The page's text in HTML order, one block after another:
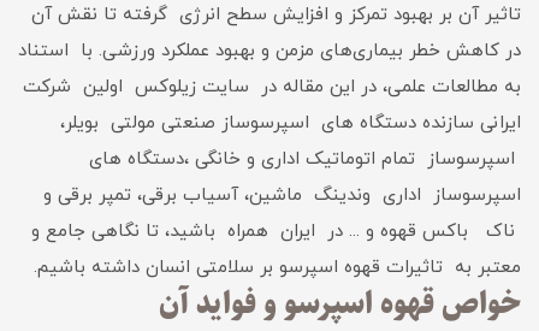
تاثیر آن بر بهبود تمرکز و افزایش سطح انرژی گرفته تا نقش آن
در کاهش خطر بیماری‌های مزمن و بهبود عملکرد ورزشی. با استناد
به مطالعات علمی، در این مقاله در سایت زیلوکس اولین شرکت
ایرانی سازنده دستگاه های اسپرسوساز صنعتی مولتی بویلر،
اسپرسوساز تمام اتوماتیک اداری و خانگی ،دستگاه های
اسپرسوساز اداری وندینگ ماشین، آسیاب برقی، تمپر برقی و
ناک باکس قهوه و ... در ایران همراه باشید، تا نگاهی جامع و
معتبر به تاثیرات قهوه اسپرسو بر سلامتی انسان داشته باشیم.
خواص قهوه اسپرسو و فواید آن